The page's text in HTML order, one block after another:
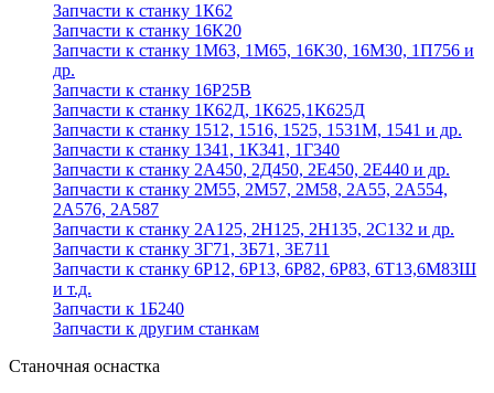
Запчасти к станку 1К62
Запчасти к станку 16К20
Запчасти к станку 1М63, 1М65, 16К30, 16М30, 1П756 и
др.
Запчасти к станку 16Р25В
Запчасти к станку 1К62Д, 1К625,1К625Д
Запчасти к станку 1512, 1516, 1525, 1531М, 1541 и др.
Запчасти к станку 1341, 1К341, 1Г340
Запчасти к станку 2А450, 2Д450, 2Е450, 2Е440 и др.
Запчасти к станку 2М55, 2М57, 2М58, 2А55, 2А554,
2А576, 2А587
Запчасти к станку 2А125, 2Н125, 2Н135, 2С132 и др.
Запчасти к станку 3Г71, 3Б71, 3Е711
Запчасти к станку 6Р12, 6Р13, 6Р82, 6Р83, 6Т13,6М83Ш
и т.д.
Запчасти к 1Б240
Запчасти к другим станкам
Станочная оснастка